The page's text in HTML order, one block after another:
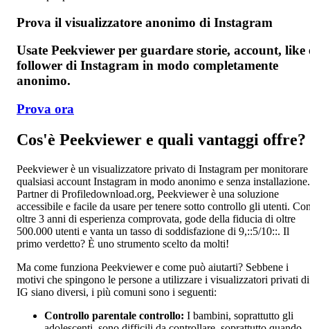
Prova il visualizzatore anonimo di Instagram
Usate Peekviewer per guardare storie, account, like
follower di Instagram in modo completamente
anonimo.
Prova ora
Cos'è Peekviewer e quali vantaggi offre?
Peekviewer è un visualizzatore privato di Instagram per monitorare
qualsiasi account Instagram in modo anonimo e senza installazione.
Partner di Profiledownload.org, Peekviewer è una soluzione
accessibile e facile da usare per tenere sotto controllo gli utenti.
oltre 3 anni di esperienza comprovata, gode della fiducia di oltre
500.000 utenti e vanta un tasso di soddisfazione di 9,::5/10::. Il
primo verdetto? È uno strumento scelto da molti!
Ma come funziona Peekviewer e come può aiutarti? Sebbene i
motivi che spingono le persone a utilizzare i visualizzatori privati di
IG siano diversi, i più comuni sono i seguenti:
Controllo parentale controllo: I bambini, soprattutto gli